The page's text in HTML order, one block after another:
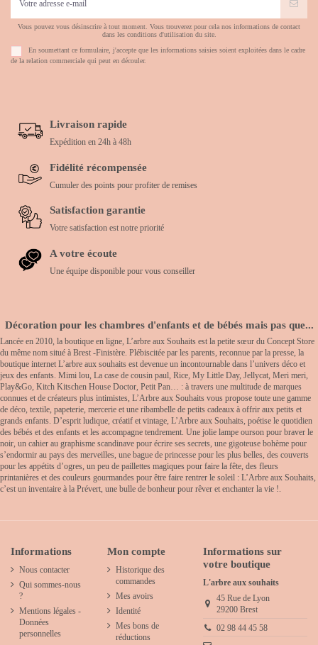
Vous pouvez vous désinscrire à tout moment. Vous trouverez pour cela nos informations de contact
dans les conditions d'utilisation du site.
En soumettant ce formulaire, j'accepte que les informations saisies soient exploitées dans le cadre
de la relation commerciale qui peut en découler.
Livraison rapide
Expédition en 24h à 48h
Fidélité récompensée
Cumuler des points pour profiter de remises
Satisfaction garantie
Votre satisfaction est notre priorité
A votre écoute
Une équipe disponible pour vous conseiller
Décoration pour les chambres d'enfants et de bébés mais pas que...
Lancée en 2010, la boutique en ligne, L’arbre aux Souhaits est la petite sœur du Concept Store
du même nom situé à Brest -Finistère. Plébiscitée par les parents, reconnue par la presse, la
boutique internet L’arbre aux souhaits est devenue un incontournable dans l’univers déco et
jeux des enfants. Mimi lou, La case de cousin paul, Rice, My Little Day, Jellycat, Meri meri,
Play&Go, Kitch Kitschen House Doctor, Petit Pan… : à travers une multitude de marques
connues et de créateurs plus intimistes, L’Arbre aux Souhaits vous propose toute une gamme
de déco, textile, papeterie, mercerie et une ribambelle de petits cadeaux à offrir aux petits et
grands enfants. D’esprit ludique, créatif et vintage, L’Arbre aux Souhaits, poétise le quotidien
des bébés et des enfants et les accompagne tendrement. Une jolie lampe ourson pour braver le
noir, un cahier au graphisme scandinave pour écrire ses secrets, une gigoteuse bohème pour
s’endormir au pays des merveilles, une bague de princesse pour les plus belles, des couverts
pour les appétits d’ogres, un peu de paillettes magiques pour faire la fête, des fleurs
printanières et des couleurs gourmandes pour être faire rentrer le soleil : L’Arbre aux Souhaits,
c’est un inventaire à la Prévert, une bulle de bonheur pour rêver et enchanter la vie !.
Informations
Nous contacter
Qui sommes-nous
?
Mentions légales -
Données
personnelles
Mon compte
Historique des
commandes
Mes avoirs
Identité
Mes bons de
réductions
Informations sur
votre boutique
L'arbre aux souhaits
45 Rue de Lyon
29200 Brest
02 98 44 45 58